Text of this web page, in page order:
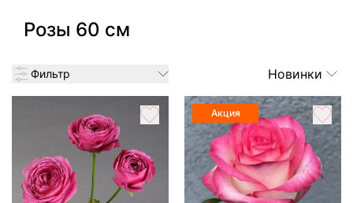
Розы 60 см
Фильтр Новинки
Акция